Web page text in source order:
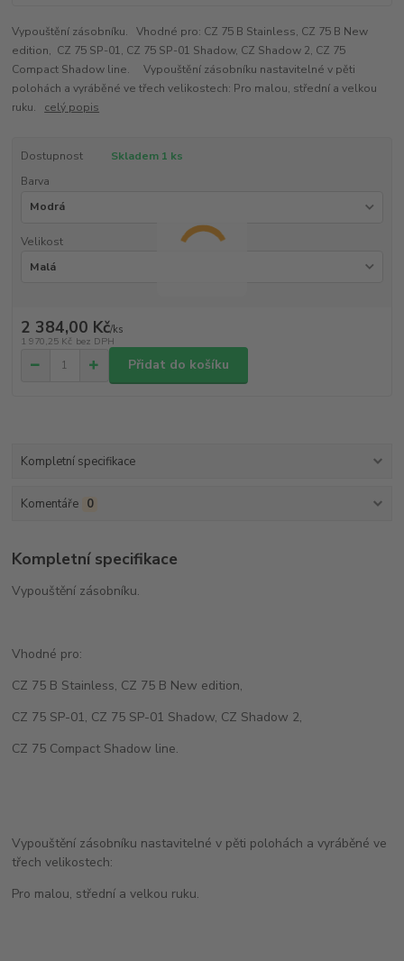
Vypouštění zásobníku. Vhodné pro: CZ 75 B Stainless, CZ 75 B New
edition, CZ 75 SP-01, CZ 75 SP-01 Shadow, CZ Shadow 2, CZ 75
Compact Shadow line. Vypouštění zásobníku nastavitelné v pěti
polohách a vyráběné ve třech velikostech: Pro malou, střední a velkou
ruku. celý popis
Dostupnost
Skladem 1 ks
Barva
Velikost
2 384,00 Kč/ks
1 970,25 Kč bez DPH
Přidat do košíku
Kompletní specifikace
Komentáře 0
Kompletní specifikace
Vypouštění zásobníku.
Vhodné pro:
CZ 75 B Stainless, CZ 75 B New edition,
CZ 75 SP-01, CZ 75 SP-01 Shadow, CZ Shadow 2,
CZ 75 Compact Shadow line.
Vypouštění zásobníku nastavitelné v pěti polohách a vyráběné ve
třech velikostech:
Pro malou, střední a velkou ruku.